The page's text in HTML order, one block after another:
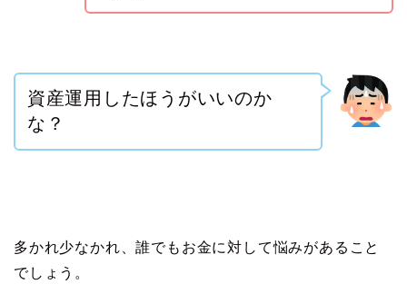
資産運用したほうがいいのか
な？
多かれ少なかれ、誰でもお金に対して悩みがあること
でしょう。